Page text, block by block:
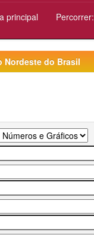
principal Percorrer:
Nordeste do Brasil